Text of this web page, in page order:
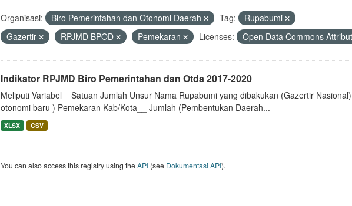
Organisasi: Biro Pemerintahan dan Otonomi Daerah Tag:
Rupabumi
Gazertir
RPJMD BPOD Pemekaran Licenses: Open Data Commons
Indikator RPJMD Biro Pemerintahan dan Otda 2017-2020
Meliputi Variabel__Satuan Jumlah Unsur Nama Rupabumi yang dibakukan (Gazertir
otonomi baru ) Pemekaran Kab/Kota__ Jumlah (Pembentukan Daerah...
XLSX CSV
You can also access this registry using theAPI(see Dokumentasi API).